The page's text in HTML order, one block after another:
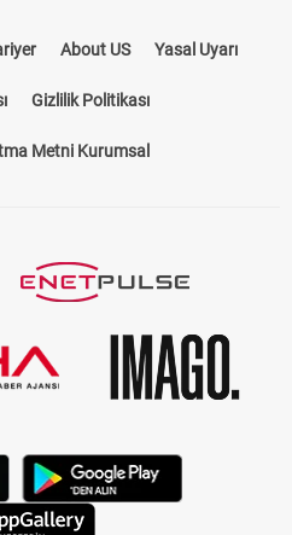
About US Yasal Uyarı
Gizlilik Politikası
Metni Kurumsal